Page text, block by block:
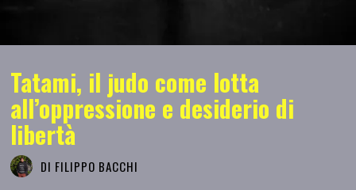
Tatami, il judo come lotta
all’oppressione e desiderio di
libertà
DI FILIPPO BACCHI